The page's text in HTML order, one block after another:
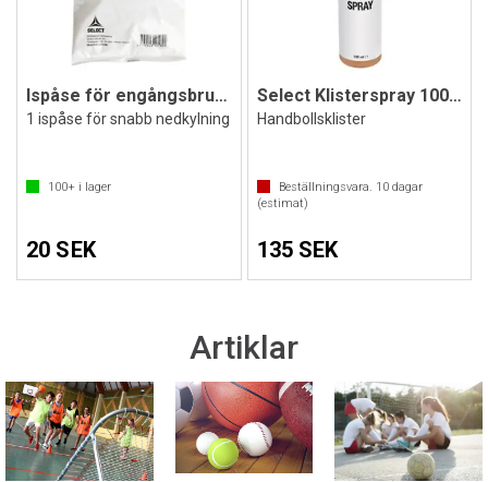
Ispåse för engångsbruk | 1 st
1 ispåse för snabb nedkylning
100+ i lager
20 SEK
Select Klisterspray 100 ml
Handbollsklister
Beställningsvara. 10dagar
(estimat)
135 SEK
Artiklar